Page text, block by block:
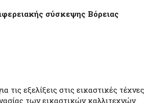
σύσκεψης Βόρειας
τις εξελίξεις στις εικαστικές τέχνες
των εικαστικών καλλιτεχνών